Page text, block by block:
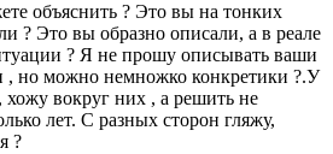
объяснить ? Это вы на тонких
? Это вы образно описали, а в реале
? Я не прошу описывать ваши
, но можно немножко конкретики ?.У
хожу вокруг них , а решить не
лет. С разных сторон гляжу,
?